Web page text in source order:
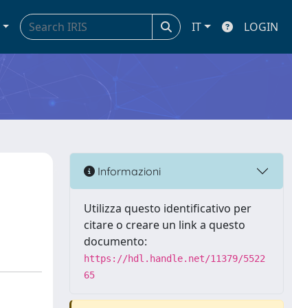
IT LOGIN
Informazioni
Utilizza questo identificativo per
citare o creare un link a questo
documento:
https://hdl.handle.net/11379/5522
65